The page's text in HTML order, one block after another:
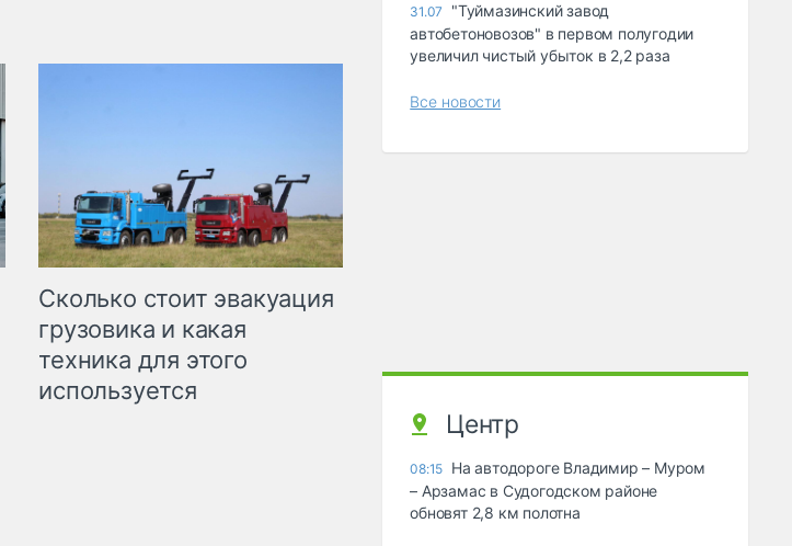
Сколько стоит эвакуация
грузовика и какая
техника для этого
используется
31.07
"Туймазинский завод
автобетоновозов" в первом полугодии
увеличил чистый убыток в 2,2 раза
Все новости
Центр
08:15 На автодороге Владимир – Муром
– Арзамас в Судогодском районе
обновят 2,8 км полотна